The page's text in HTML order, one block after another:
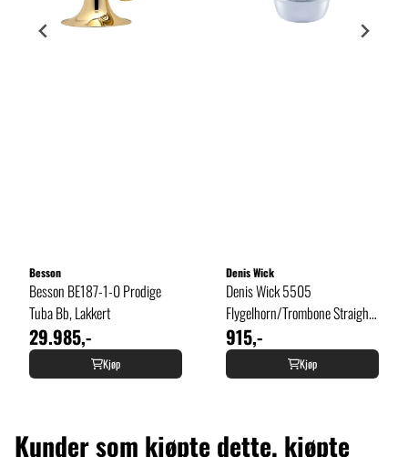
Besson
Besson BE187-1-0 Prodige
Tuba Bb, Lakkert
29.985,-
Kjøp
Denis Wick
Denis Wick 5505
Flygelhorn/Trombone Straight
Mute
915,-
Kjøp
Kunder som kjøpte dette, kjøpte